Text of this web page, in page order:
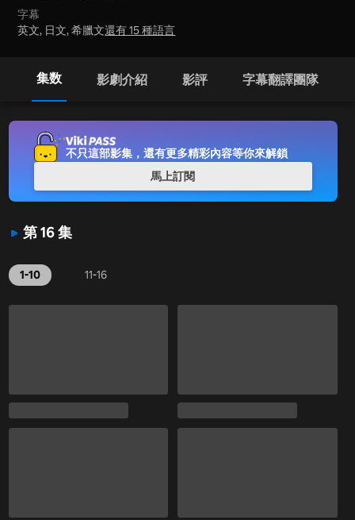
字幕
英文, 日文, 希臘文還有 15 種語言
集数 影劇介紹 影評 字幕翻譯團隊
第 16 集
1-10 11-16
不只這部影集，還有更多精彩內容等你來解鎖
馬上訂閱